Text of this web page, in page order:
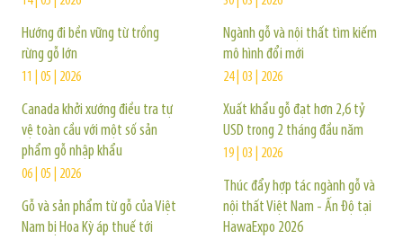
Hướng đi bền vững từ trồng
rừng gỗ lớn
11 | 05 | 2026
Canada khởi xướng điều tra tự
vệ toàn cầu với một số sản
phẩm gỗ nhập khẩu
06 | 05 | 2026
Gỗ và sản phẩm từ gỗ của Việt
Nam bị Hoa Kỳ áp thuế tới
Ngành gỗ và nội thất tìm kiếm
mô hình đổi mới
24 | 03 | 2026
Xuất khẩu gỗ đạt hơn 2,6 tỷ
USD trong 2 tháng đầu năm
19 | 03 | 2026
Thúc đẩy hợp tác ngành gỗ và
nội thất Việt Nam - Ấn Độ tại
HawaExpo 2026